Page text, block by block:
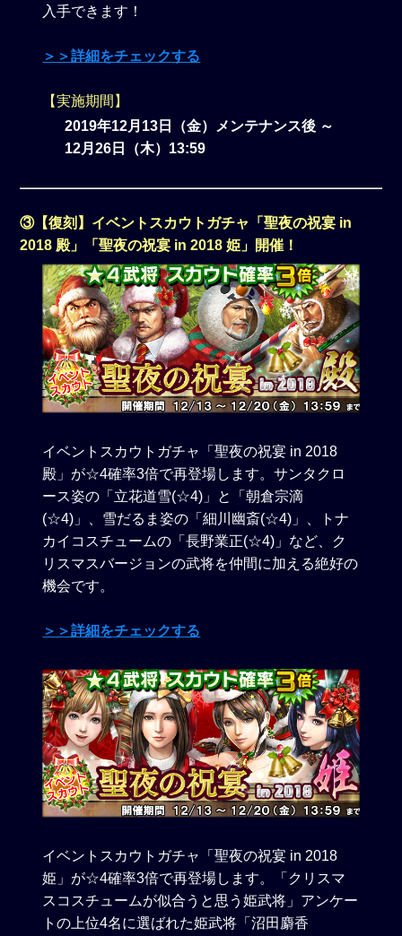
入手できます！
＞＞詳細をチェックする
【実施期間】
2019年12月13日（金）メンテナンス後 ～
12月26日（木）13:59
③【復刻】イベントスカウトガチャ「聖夜の祝宴 in
2018 殿」「聖夜の祝宴 in 2018 姫」開催！
イベントスカウトガチャ「聖夜の祝宴 in 2018
殿」が☆4確率3倍で再登場します。サンタクロ
ース姿の「立花道雪(☆4)」と「朝倉宗滴
(☆4)」、雪だるま姿の「細川幽斎(☆4)」、トナ
カイコスチュームの「長野業正(☆4)」など、ク
リスマスバージョンの武将を仲間に加える絶好の
機会です。
＞＞詳細をチェックする
イベントスカウトガチャ「聖夜の祝宴 in 2018
姫」が☆4確率3倍で再登場します。「クリスマ
スコスチュームが似合うと思う姫武将」アンケー
トの上位4名に選ばれた姫武将「沼田麝香